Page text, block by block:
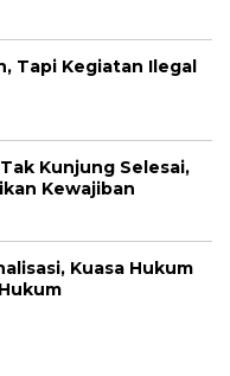
Tapi Kegiatan Ilegal
Kunjung Selesai,
Kewajiban
Kuasa Hukum